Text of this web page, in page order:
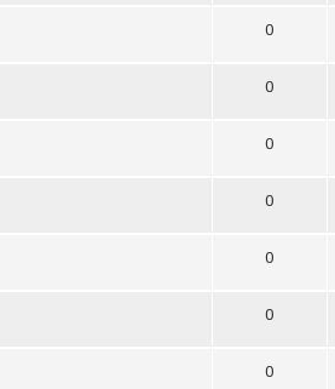
0
0
0
0
0
0
0